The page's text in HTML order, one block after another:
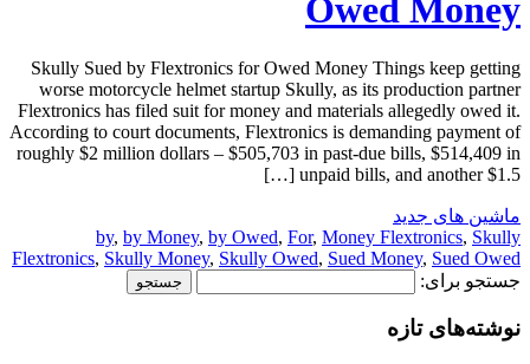
Owed Money
Skully Sued by Flextronics for Owed Money Things keep getting
worse motorcycle helmet startup Skully, as its production partner
Flextronics has filed suit for money and materials allegedly owed it.
According to court documents, Flextronics is demanding payment of
roughly $2 million dollars – $505,703 in past-due bills, $514,409 in
unpaid bills, and another $1.5 […]
ماشین های جدید
by, by Money, by Owed, For, Money Flextronics, Skully
Flextronics, Skully Money, Skully Owed, Sued Money, Sued Owed
جستجو برای:
نوشته‌های تازه